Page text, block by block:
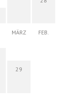
MÄRZ FEB.
29